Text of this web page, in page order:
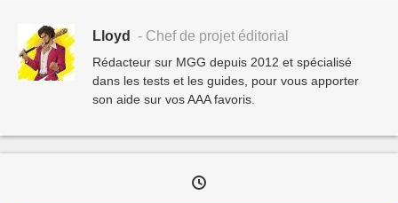
Lloyd - Chef de projet éditorial
Rédacteur sur MGG depuis 2012 et spécialisé
dans les tests et les guides, pour vous apporter
son aide sur vos AAA favoris.